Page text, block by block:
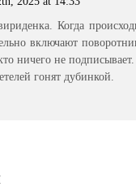
Когда
включают
ничего не подписывает.
гонят дубинкой.